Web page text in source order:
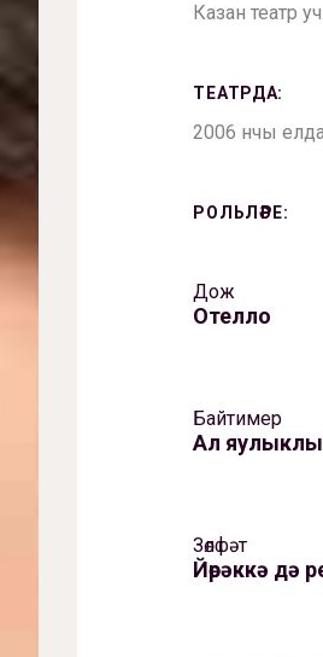
Казан театр
ТЕАТРДА:
2006 нчы
РОЛЬЛӘРЕ:
Дож
Отелло
Байтимер
Ал
Зөлфәт
Йөрәккә дә